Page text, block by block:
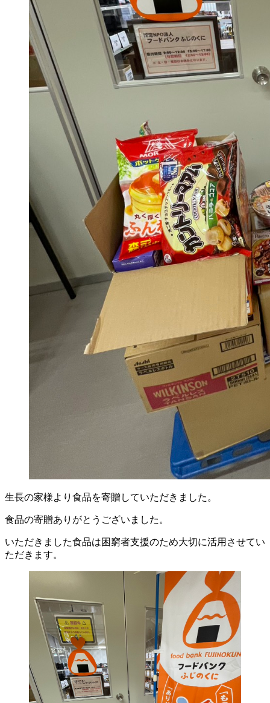
生長の家様より食品を寄贈していただきました。
食品の寄贈ありがとうございました。
いただきました食品は困窮者支援のため大切に活用させてい
ただきます。